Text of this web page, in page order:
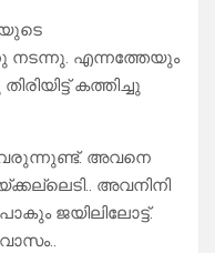
നടന്നു. എന്നത്തേയും
കത്തിച്ചു
വരുന്നുണ്ട്. അവനെ
അവനിനി
ജയിലിലോട്ട്.